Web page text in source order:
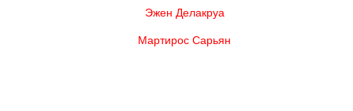
Эжен Делакруа
Мартирос Сарьян